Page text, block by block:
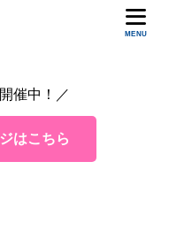
MENU
催中！／
はこちら
所は？
ーがある？